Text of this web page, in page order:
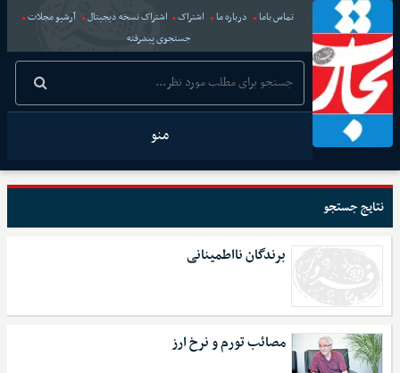
تماس باما درباره ما اشتراک اشتراک نسخه دیجیتال
آرشیو مجلات
جستجوی پیشرفته
منو
نتایج جستجو
برندگان نااطمینانی
مصائب تورم و نرخ ارز